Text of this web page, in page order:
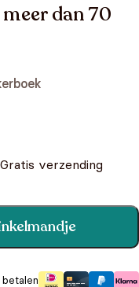
dan 70
Gratis verzending
aantal
betalen